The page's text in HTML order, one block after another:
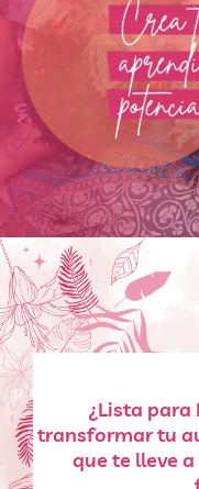
¿Lista para
transformar tu
que te lleve